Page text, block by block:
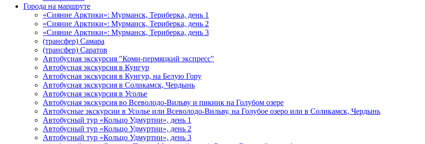
Города на маршруте
«Сияние Арктики»: Мурманск, Териберка, день 1
«Сияние Арктики»: Мурманск, Териберка, день 2
«Сияние Арктики»: Мурманск, Териберка, день 3
(трансфер) Самара
(трансфер) Саратов
Автобусная экскурсия "Коми-пермяцкий экспресс"
Автобусная экскурсия в Кунгур
Автобусная экскурсия в Кунгур, на Белую Гору
Автобусная экскурсия в Соликамск, Чердынь
Автобусная экскурсия в Усолье
Автобусная экскурсия во Всеволодо-Вильву и пикник на Голубом озере
Автобусные экскурсии в Усолье или Всеволодо-Вильву, на Голубое озеро или в Соликамск, Чердынь
Автобусный тур «Кольцо Удмуртии», день 1
Автобусный тур «Кольцо Удмуртии», день 2
Автобусный тур «Кольцо Удмуртии», день 3